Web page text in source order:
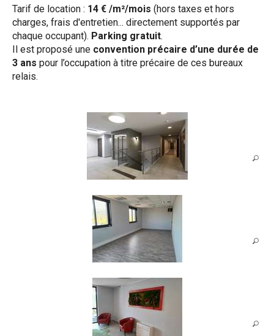
Tarif de location : 14 € /m²/mois (hors taxes et hors
charges, frais d'entretien... directement supportés par
chaque occupant). Parking gratuit.
Il est proposé une convention précaire d’une durée de
3 ans pour l’occupation à titre précaire de ces bureaux
relais.